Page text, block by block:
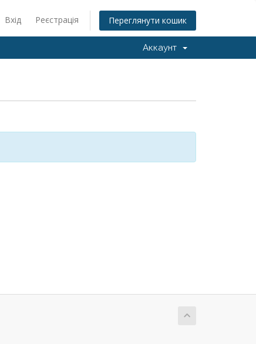
Вхід Реєстрація Переглянути кошик
Аккаунт